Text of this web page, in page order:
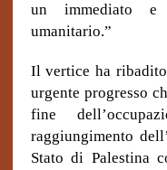
un immediato e
umanitario.”
Il vertice ha
urgente progresso
fine
raggiungimento
Stato di Palestina